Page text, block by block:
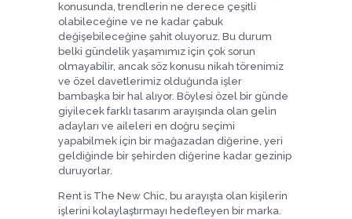
konusunda, trendlerin ne derece çeşitli
olabileceğine ve ne kadar çabuk
değişebileceğine şahit oluyoruz. Bu durum
belki gündelik yaşamımız için çok sorun
olmayabilir, ancak söz konusu nikah törenimiz
ve özel davetlerimiz olduğunda işler
bambaşka bir hal alıyor. Böylesi özel bir günde
giyilecek farklı tasarım arayışında olan gelin
adayları ve aileleri en doğru seçimi
yapabilmek için bir mağazadan diğerine, yeri
geldiğinde bir şehirden diğerine kadar gezinip
duruyorlar.
Rent is The New Chic, bu arayışta olan kişilerin
işlerini kolaylaştırmayı hedefleyen bir marka.